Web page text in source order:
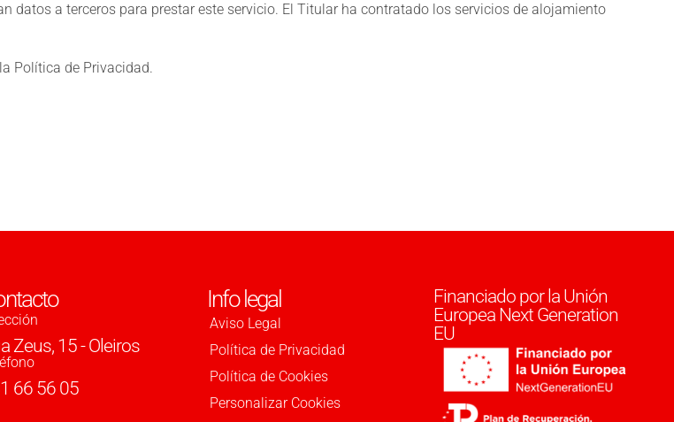
datos a terceros para prestar este servicio. El Titular ha contratado los servicios de alojamiento
Política de Privacidad.
Zeus, 15 - Oleiros
66 56 05
Info legal
Aviso Legal
Política de Privacidad
Política de Cookies
Personalizar Cookies
Financiado por la Unión
Europea Next Generation
EU